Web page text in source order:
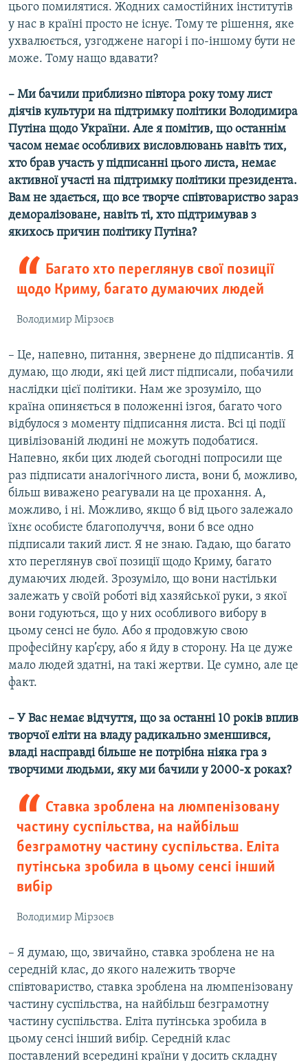
цього помилятися. Жодних самостійних інститутів
у нас в країні просто не існує. Тому те рішення, яке
ухвалюється, узгоджене нагорі і по-іншому бути не
може. Тому нащо вдавати?
– Ми бачили приблизно півтора року тому лист
діячів культури на підтримку політики Володимира
Путіна щодо України. Але я помітив, що останнім
часом немає особливих висловлювань навіть тих,
хто брав участь у підписанні цього листа, немає
активної участі на підтримку політики президента.
Вам не здається, що все творче співтовариство зараз
деморалізоване, навіть ті, хто підтримував з
якихось причин політику Путіна?
Багато хто переглянув свої позиції
щодо Криму, багато думаючих людей
Володимир Мірзоєв
– Це, напевно, питання, звернене до підписантів. Я
думаю, що люди, які цей лист підписали, побачили
наслідки цієї політики. Нам же зрозуміло, що
країна опиняється в положенні ізгоя, багато чого
відбулося з моменту підписання листа. Всі ці події
цивілізованій людині не можуть подобатися.
Напевно, якби цих людей сьогодні попросили ще
раз підписати аналогічного листа, вони б, можливо,
більш виважено реагували на це прохання. А,
можливо, і ні. Можливо, якщо б від цього залежало
їхнє особисте благополуччя, вони б все одно
підписали такий лист. Я не знаю. Гадаю, що багато
хто переглянув свої позиції щодо Криму, багато
думаючих людей. Зрозуміло, що вони настільки
залежать у своїй роботі від хазяйської руки, з якої
вони годуються, що у них особливого вибору в
цьому сенсі не було. Або я продовжую свою
професійну кар’єру, або я йду в сторону. На це дуже
мало людей здатні, на такі жертви. Це сумно, але це
факт.
– У Вас немає відчуття, що за останні 10 років вплив
творчої еліти на владу радикально зменшився,
владі насправді більше не потрібна ніяка гра з
творчими людьми, яку ми бачили у 2000-х роках?
Ставка зроблена на люмпенізовану
частину суспільства, на найбільш
безграмотну частину суспільства. Еліта
путінська зробила в цьому сенсі інший
вибір
Володимир Мірзоєв
– Я думаю, що, звичайно, ставка зроблена не на
середній клас, до якого належить творче
співтовариство, ставка зроблена на люмпенізовану
частину суспільства, на найбільш безграмотну
частину суспільства. Еліта путінська зробила в
цьому сенсі інший вибір. Середній клас
поставлений всередині країни у досить складну